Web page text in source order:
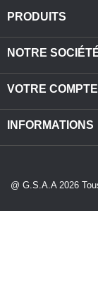
PRODUITS
NOTRE
VOTRE COMPTE
INFORMATIONS
@ G.S.A.A 2026